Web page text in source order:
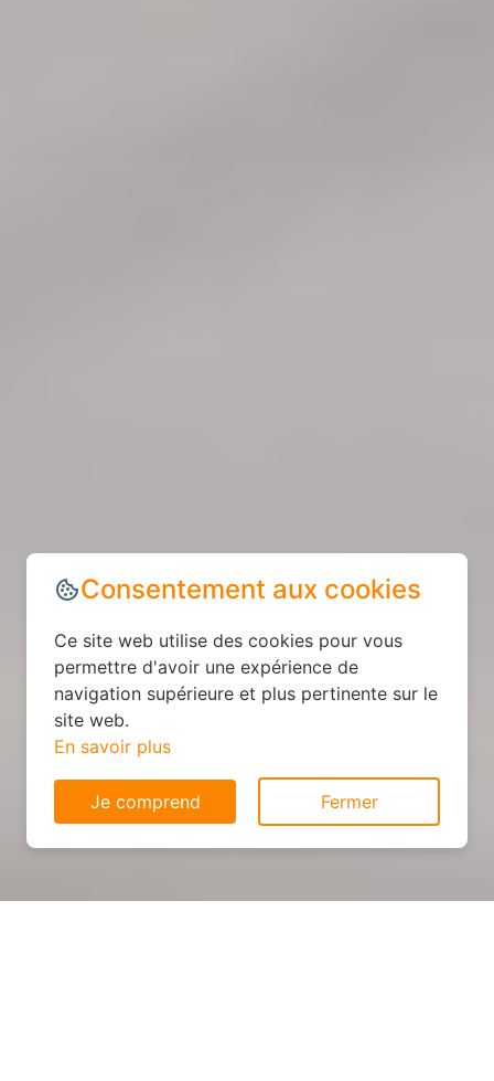
Consentement aux cookies
Ce site web utilise des cookies pour vous
permettre d'avoir une expérience de
navigation supérieure et plus pertinente sur le
site web.
En savoir plus
Je comprend Fermer